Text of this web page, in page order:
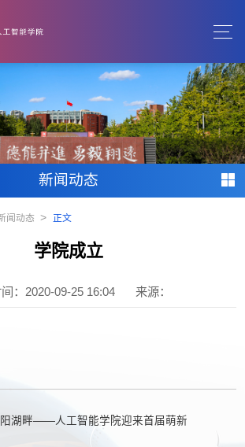
新闻动态
闻动态 > 正文
学院成立
：2020-09-25 16:04 来源：
湖畔——人工智能学院迎来首届萌新